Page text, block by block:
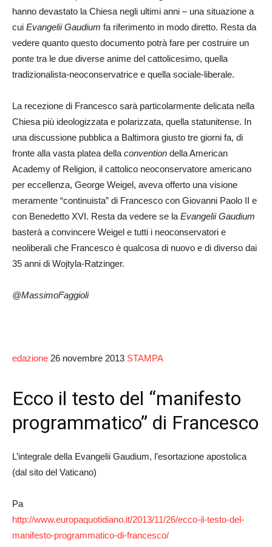
hanno devastato la Chiesa negli ultimi anni – una situazione a
cui Evangelii Gaudium fa riferimento in modo diretto. Resta da
vedere quanto questo documento potrà fare per costruire un
ponte tra le due diverse anime del cattolicesimo, quella
tradizionalista-neoconservatrice e quella sociale-liberale.
La recezione di Francesco sarà particolarmente delicata nella
Chiesa più ideologizzata e polarizzata, quella statunitense. In
una discussione pubblica a Baltimora giusto tre giorni fa, di
fronte alla vasta platea della convention della American
Academy of Religion, il cattolico neoconservatore americano
per eccellenza, George Weigel, aveva offerto una visione
meramente “continuista” di Francesco con Giovanni Paolo II e
con Benedetto XVI. Resta da vedere se la Evangelii Gaudium
basterà a convincere Weigel e tutti i neoconservatori e
neoliberali che Francesco è qualcosa di nuovo e di diverso dai
35 anni di Wojtyla-Ratzinger.
@MassimoFaggioli
edazione 26 novembre 2013 STAMPA
Ecco il testo del “manifesto
programmatico” di Francesco
L’integrale della Evangelii Gaudium, l’esortazione apostolica
(dal sito del Vaticano)
Pa
http://www.europaquotidiano.it/2013/11/26/ecco-il-testo-del-
manifesto-programmatico-di-francesco/